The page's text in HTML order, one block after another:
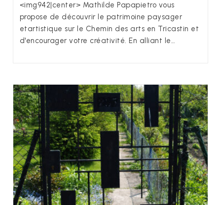
<img942|center> Mathilde Papapietro vous
propose de découvrir le patrimoine paysager
etartistique sur le Chemin des arts en Tricastin et
d'encourager votre créativité. En alliant le…